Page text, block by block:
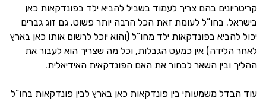
קריטריונים בהם צריך לעמוד בשביל להביא ילד בפונדקאות כאן
בישראל. בחו”ל לעומת זאת הכל הרבה יותר פשוט. גם זוג גברים
יכול להביא בפונדקאות ילד מחו”ל (והוא יוכל לרשום אותו כאן בארץ
לאחר הלידה) אין כמעט הגבלות, וכל מה שצריך הוא לעבור את
ההליך ובין השאר לבחור את האם הפונדקאית האידיאלית.
עוד הבדל משמעותי בין פונדקאות כאן בארץ לבין פונדקאות בחו”ל